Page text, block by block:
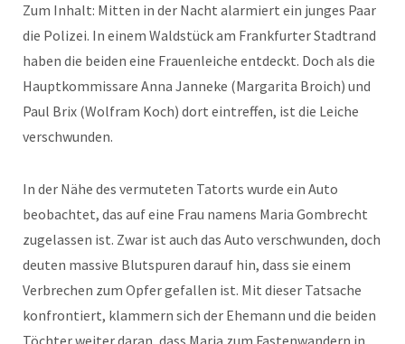
Zum Inhalt: Mitten in der Nacht alarmiert ein junges Paar
die Polizei. In einem Waldstück am Frankfurter Stadtrand
haben die beiden eine Frauenleiche entdeckt. Doch als die
Hauptkommissare Anna Janneke (Margarita Broich) und
Paul Brix (Wolfram Koch) dort eintreffen, ist die Leiche
verschwunden.
In der Nähe des vermuteten Tatorts wurde ein Auto
beobachtet, das auf eine Frau namens Maria Gombrecht
zugelassen ist. Zwar ist auch das Auto verschwunden, doch
deuten massive Blutspuren darauf hin, dass sie einem
Verbrechen zum Opfer gefallen ist. Mit dieser Tatsache
konfrontiert, klammern sich der Ehemann und die beiden